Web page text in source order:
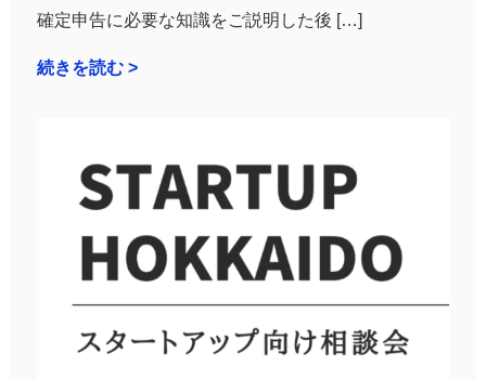
確定申告に必要な知識をご説明した後 […]
続きを読む >